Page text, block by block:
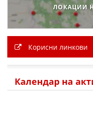
ЛОКАЦИИ
Корисни линкови
Календар на